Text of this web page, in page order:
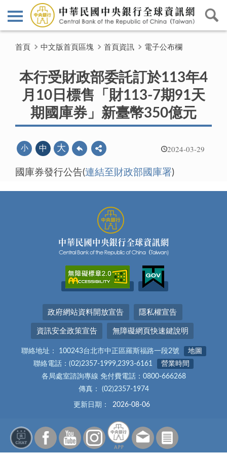
首頁 中文版首頁區塊 首頁資訊 電子公布欄
本行受財政部委託訂於113年4
月10日標售「財113-7期91天
期國庫券」新臺幣350億元
2024-03-29
小 中 大
國庫券發行公告(連結至財政部國庫署)
政府網站資料開放宣告 隱私權宣告
資訊安全政策宣告 無障礙網頁快速鍵說明
聯絡地址： 100243台北市中正區羅斯福路一段2號
地圖
聯絡電話：(02)2357-1999,2393-6161
營業時間
各局處室諮詢專線 免付費電話：0800-666268
傳真： (02)2357-1974
更新日期： 2026-08-06